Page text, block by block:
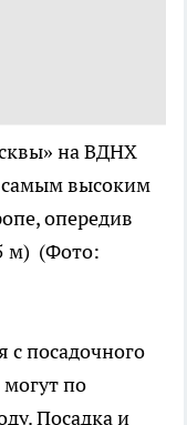
на ВДНХ
самым высоким
опередив
м) (Фото:
с посадочного
могут по
Посадка и